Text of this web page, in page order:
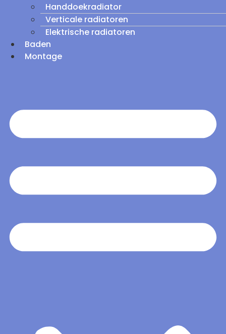
Handdoekradiator
Verticale radiatoren
Elektrische radiatoren
Baden
Montage